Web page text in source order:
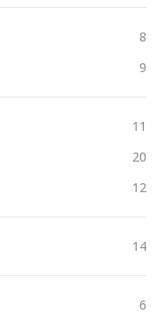
8
9
11
20
12
14
6